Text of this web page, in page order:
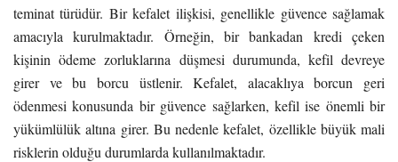
teminat türüdür. Bir kefalet ilişkisi, genellikle güvence sağlamak
amacıyla kurulmaktadır. Örneğin, bir bankadan kredi çeken
kişinin ödeme zorluklarına düşmesi durumunda, kefil devreye
girer ve bu borcu üstlenir. Kefalet, alacaklıya borcun geri
ödenmesi konusunda bir güvence sağlarken, kefil ise önemli bir
yükümlülük altına girer. Bu nedenle kefalet, özellikle büyük mali
risklerin olduğu durumlarda kullanılmaktadır.